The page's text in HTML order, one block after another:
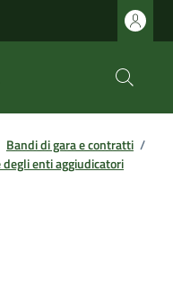
Bandi di gara e contratti /
enti aggiudicatori